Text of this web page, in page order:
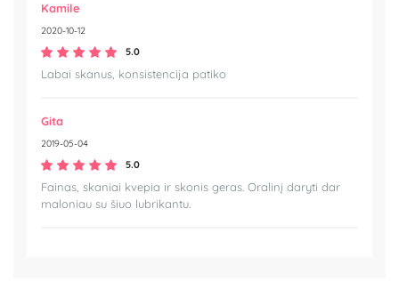
Kamile
2020-10-12
5.0
Labai skanus, konsistencija patiko
Gita
2019-05-04
5.0
Fainas, skaniai kvepia ir skonis geras. Oralinį daryti dar
maloniau su šiuo lubrikantu.